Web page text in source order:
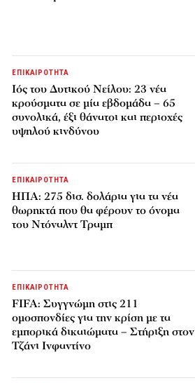
ΕΠΙΚΑΙΡΟΤΗΤΑ
Ιός του Δυτικού Νείλου: 23 νέα
κρούσματα σε μία εβδομάδα – 65
συνολικά, έξι θάνατοι και περιοχές
υψηλού κινδύνου
ΕΠΙΚΑΙΡΟΤΗΤΑ
ΗΠΑ: 275 δισ. δολάρια για τα νέα
θωρηκτά που θα φέρουν το όνομα
του Ντόναλντ Τραμπ
ΕΠΙΚΑΙΡΟΤΗΤΑ
FIFA: Συγγνώμη στις 211
ομοσπονδίες για την κρίση με τα
εμπορικά δικαιώματα – Στήριξη στον
Τζάνι Ινφαντίνο